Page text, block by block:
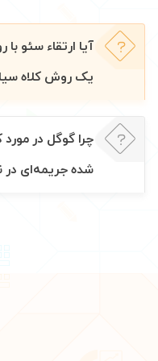
آیا ارتقاء سئو
یک روش کلاه
چرا گوگل در
شده جریمه‌ای در